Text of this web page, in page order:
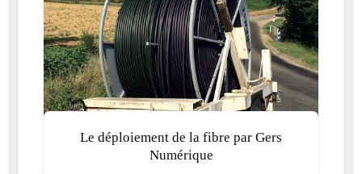
Le déploiement de la fibre par Gers
Numérique